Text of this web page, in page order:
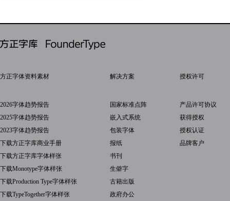
方正字体资料素材
2026字体趋势报告
2025字体趋势报告
2023字体趋势报告
下载方正字库商业手册
下载方正字库字体样张
下载Monotype字体样张
下载Production Type字体样张
下载TypeTogether字体样张
解决方案
国家标准点阵
嵌入式系统
包装字体
报纸
书刊
生僻字
古籍出版
政府办公
授权许可
产品许可协议
获得授权
授权认证
品牌客户